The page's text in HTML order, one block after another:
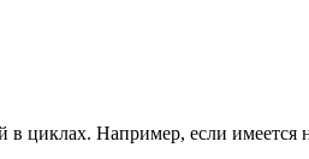
циклах. Например, если